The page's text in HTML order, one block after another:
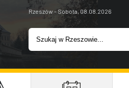
Rzeszów - Sobota, 08.08.2026